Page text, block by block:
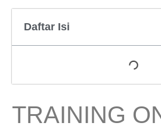
Daftar Isi
TRAINING